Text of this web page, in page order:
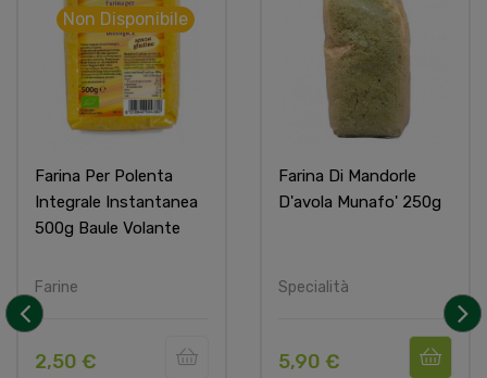
Farina Per Polenta
Integrale Instantanea
500g Baule Volante
Farine
Non Disponibile
2,50 €
Farina Di Mandorle
D'avola Munafo' 250g
Specialità
5,90 €